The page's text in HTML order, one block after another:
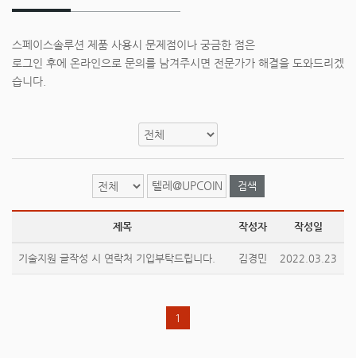
스페이스솔루션 제품 사용시 문제점이나 궁금한 점은
로그인 후에 온라인으로 문의를 남겨주시면 전문가가 해결을 도와드리겠
습니다.
검색
제목 작성자 작성일
기술지원 글작성 시 연락처 기입부탁드립니다. 김경민 2022.03.23
1